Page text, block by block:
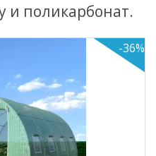
и поликарбонат.
-36%